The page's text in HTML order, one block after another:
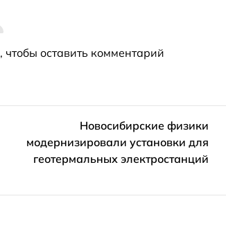
, чтобы оставить комментарий
Новосибирские физики
модернизировали установки для
геотермальных электростанций